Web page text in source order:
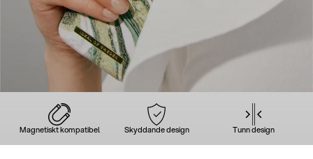
Magnetiskt kompatibel Skyddande design Tunn design